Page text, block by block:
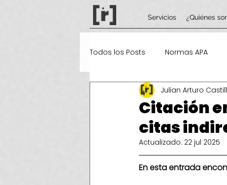
Servicios ¿Quiénes
Todos los Posts Normas APA
Tecnologías de la información
Citación
citas
Julian Arturo
Actualizado: 22 jul 2025
En esta entrada